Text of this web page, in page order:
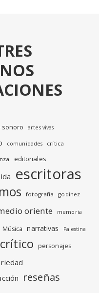
sonoro artes vivas
comunidades crítica
editoriales
escritoras
fotografia godinez
oriente memoria
Música narrativas Palestina
personajes
reseñas